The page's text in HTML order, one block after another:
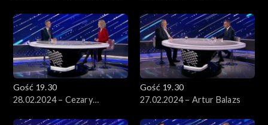
Gość 19.30
28.02.2024 – Cezary
Gość 19.30
27.02.2024 – Artur Balazs